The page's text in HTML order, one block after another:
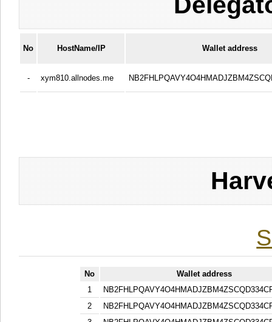
No HostName/IP Wallet address
- xym810.allnodes.me
No
Wallet address
1
2